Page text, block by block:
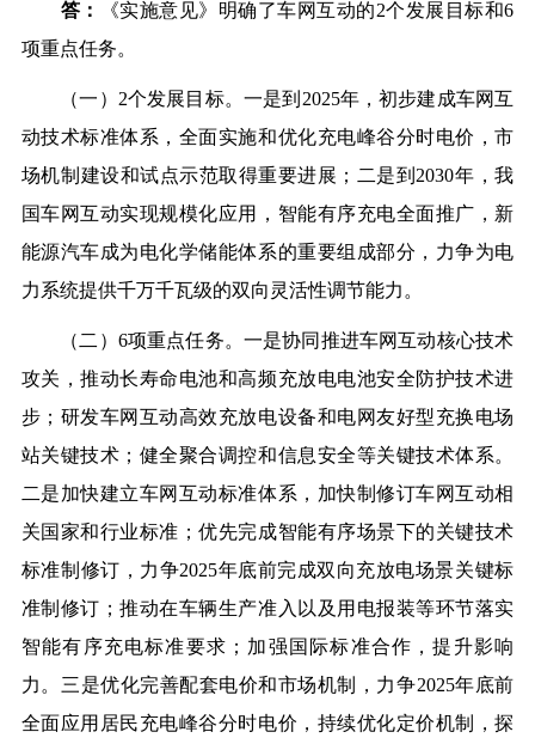
答：
《实施意见》明确了车网互动的2个发展目标和6
项重点任务。
（一）2个发展目标。一是到2025年，初步建成车网互
动技术标准体系，全面实施和优化充电峰谷分时电价，市
场机制建设和试点示范取得重要进展；二是到2030年，我
国车网互动实现规模化应用，智能有序充电全面推广，新
能源汽车成为电化学储能体系的重要组成部分，力争为电
力系统提供千万千瓦级的双向灵活性调节能力。
（二）6项重点任务。一是协同推进车网互动核心技术
攻关，推动长寿命电池和高频充放电电池安全防护技术进
步；研发车网互动高效充放电设备和电网友好型充换电场
站关键技术；健全聚合调控和信息安全等关键技术体系。
二是加快建立车网互动标准体系， 加快制修订车网互动相
关国家和行业标准；优先完成智能有序场景下的关键技术
标准制修订，力争2025年底前完成双向充放电场景关键标
准制修订；推动在车辆生产准入以及用电报装等环节落实
智能有序充电标准要求；加强国际标准合作，提升影响
力。 三是优化完善配套电价和市场机制， 力争2025年底前
全面应用居民充电峰谷分时电价，持续优化定价机制，探